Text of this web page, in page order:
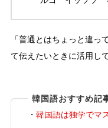
「普通とはちょっと違っ
て伝えたいときに活用し
韓国語おすすめ記
・ 韓国語は独学でマ